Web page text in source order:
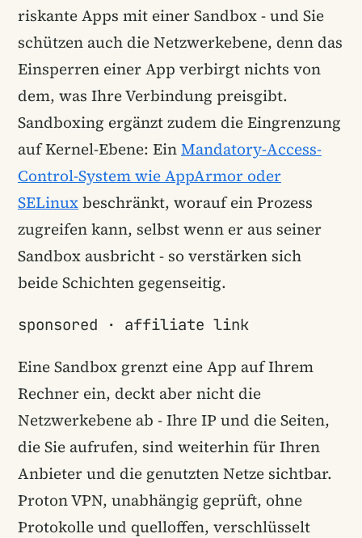
riskante Apps mit einer Sandbox - und Sie
schützen auch die Netzwerkebene, denn das
Einsperren einer App verbirgt nichts von
dem, was Ihre Verbindung preisgibt.
Sandboxing ergänzt zudem die Eingrenzung
auf Kernel-Ebene: EinMandatory-Access-
Control-System wie AppArmor oder
SELinuxbeschränkt, worauf ein Prozess
zugreifen kann, selbst wenn er aus seiner
Sandbox ausbricht - so verstärken sich
beide Schichten gegenseitig.
sponsored · affiliate link
Eine Sandbox grenzt eine App auf Ihrem
Rechner ein, deckt aber nicht die
Netzwerkebene ab - Ihre IP und die Seiten,
die Sie aufrufen, sind weiterhin für Ihren
Anbieter und die genutzten Netze sichtbar.
Proton VPN, unabhängig geprüft, ohne
Protokolle und quelloffen, verschlüsselt